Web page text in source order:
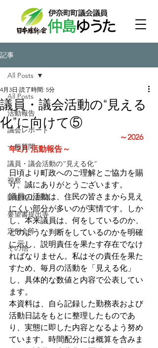
記事
All Posts
活動報告
議会レポート
一般質問
議員・議会活動の“見える化”
視察
防犯丸山新聞
要望書提出等
定例会等
その他
All Posts
議員・議会活動の“見える
化”に向けて⑤
4月3日 読了時間: 5分
～2026
年2月 活動報告～
日頃より町政へのご理解とご協力を賜
り、誠にありがとうございます。
議員の活動は、住民の皆さまから見え
にくい部分が多いのが実情です。しか
し、本来議員は、何をしているのか、
どのような判断をしているのかを明確
に示し、説明責任を果たす存在でなけ
ればなりません。私はその責任を果た
すため、毎月の活動を「見える化」
し、具体的な数値と内容で公表してい
ます。
本資料は、自ら記録した勤務表および
活動日誌をもとに整理したものであ
り、実態に即した内容となるよう努め
ています。時間配分には概算を含みま